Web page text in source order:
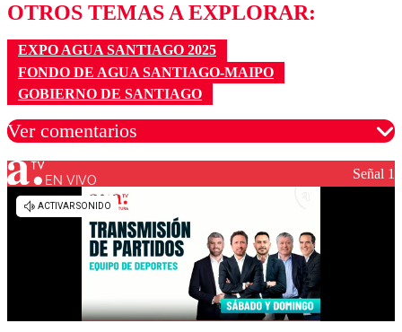
OTROS TEMAS A EXPLORAR:
EXPO AGUA SANTIAGO 2025
FONDO DE AGUA SANTIAGO-MAIPO
GOBIERNO DE SANTIAGO
Ver comentarios
Los comentarios son moderados para garantizar un
EN VIVO Señal 1